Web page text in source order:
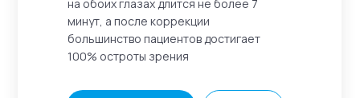
на обоих глазах длится не более 7
минут, а после коррекции
большинство пациентов достигает
100% остроты зрения